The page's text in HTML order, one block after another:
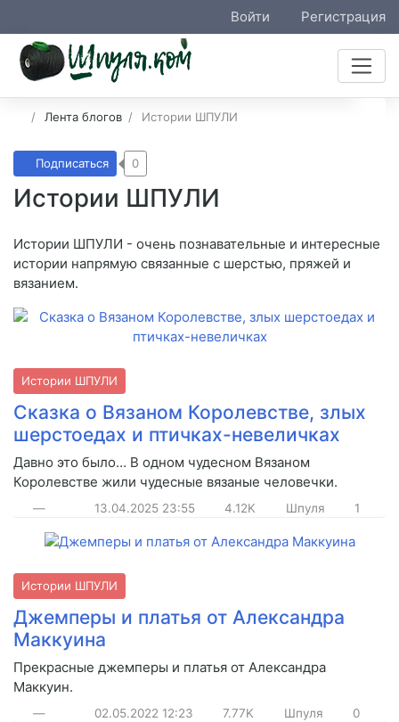
Войти Регистрация
Лента блогов Истории ШПУЛИ
Истории ШПУЛИ
Подписаться 0
Истории ШПУЛИ - очень познавательные и интересные
истории напрямую связанные с шерстью, пряжей и
вязанием.
Истории ШПУЛИ
Сказка о Вязаном Королевстве, злых
шерстоедах и птичках-невеличках
Давно это было… В одном чудесном Вязаном
Королевстве жили чудесные вязаные человечки.
— 13.04.2025 23:55 4.12K Шпуля 1
Истории ШПУЛИ
Джемперы и платья от Александра
Маккуина
Прекрасные джемперы и платья от Александра
Маккуин.
— 02.05.2022 12:23 7.77K Шпуля 0